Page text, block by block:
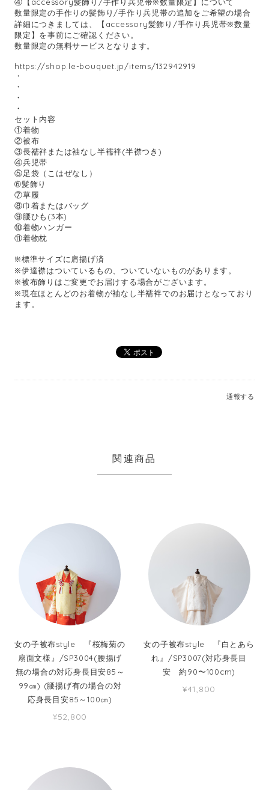
数量限定の手作りの髪飾り/手作り兵児帯の追加をご希望の場合
詳細につきましては、【accessory髪飾り/手作り兵児帯※数量
限定】を事前にご確認ください。
数量限定の無料サービスとなります。
https://shop.le-bouquet.jp/items/132942919
・
・
・
・
セット内容
①着物
②被布
③長襦袢または袖なし半襦袢(半襟つき)
④兵児帯
⑤足袋（こはぜなし）
➅髪飾り
⑦草履
⑧巾着またはバッグ
⑨腰ひも(3本)
⑩着物ハンガー
⑪着物枕
※標準サイズに肩揚げ済
※伊達襟はついているもの、ついていないものがあります。
※被布飾りはご変更でお届けする場合がございます。
※現在ほとんどのお着物が袖なし半襦袢でのお届けとなっており
ます。
通報する
関連商品
女の子被布style 『桜梅菊の
扇面文様』/SP3004(腰揚げ
無の場合の対応身長目安85～
99㎝) (腰揚げ有の場合の対
応身長目安85～100㎝)
¥52,800
女の子被布style 『白とあら
れ』/SP3007(対応身長目
安 約90〜100cm)
¥41,800